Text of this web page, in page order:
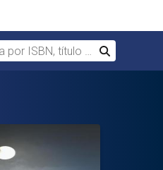
ISBN, título o autor
Buscar